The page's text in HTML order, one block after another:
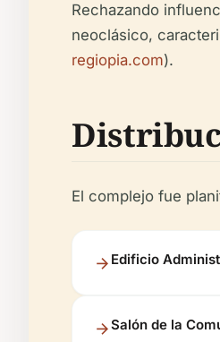
Rechazando
neoclásico,
regiopia.com).
El complejo fue
Edificio
Salón de la